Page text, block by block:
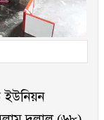
ইউনিয়ন